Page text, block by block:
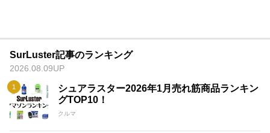
SurLuster記事のランキング
2026.08.09UP
シュアラスター2026年1月売れ筋商品ランキン
グTOP10！
クルマ